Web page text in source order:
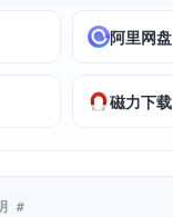
阿里网盘
磁力下载
#